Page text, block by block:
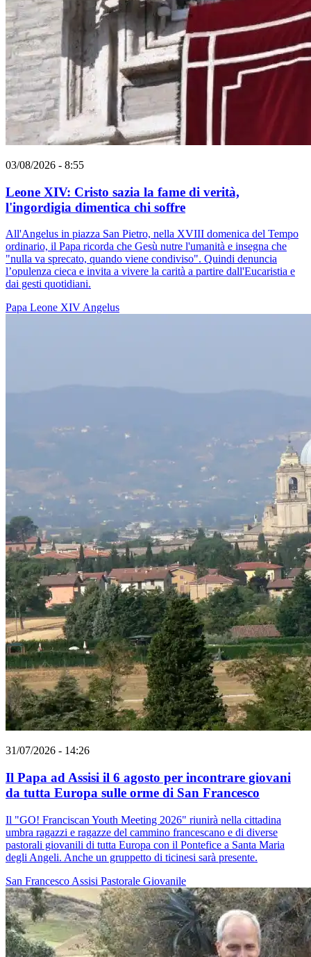
03/08/2026 - 8:55
Leone XIV: Cristo sazia la fame di verità,
l'ingordigia dimentica chi soffre
All'Angelus in piazza San Pietro, nella XVIII domenica del Tempo
ordinario, il Papa ricorda che Gesù nutre l'umanità e insegna che
"nulla va sprecato, quando viene condiviso". Quindi denuncia
l’opulenza cieca e invita a vivere la carità a partire dall'Eucaristia e
dai gesti quotidiani.
Papa Leone XIVAngelus
31/07/2026 - 14:26
Il Papa ad Assisi il 6 agosto per incontrare giovani
da tutta Europa sulle orme di San Francesco
Il "GO! Franciscan Youth Meeting 2026" riunirà nella cittadina
umbra ragazzi e ragazze del cammino francescano e di diverse
pastorali giovanili di tutta Europa con il Pontefice a Santa Maria
degli Angeli. Anche un gruppetto di ticinesi sarà presente.
San Francesco Assisi Pastorale Giovanile